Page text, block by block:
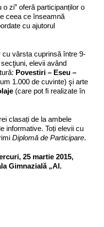
zi” oferă participanților o
ceea ce înseamnă
cu ajutorul
vârsta cuprinsă între 9-
elevii având
Povestiri – Eseu –
1.000 de cuvinte) şi arte
(care pot fi realizate în
clasați de la ambele
informative. Toți elevii cu
Diplomă de Participare.
25 martie 2015,
Gimnazială „Al.